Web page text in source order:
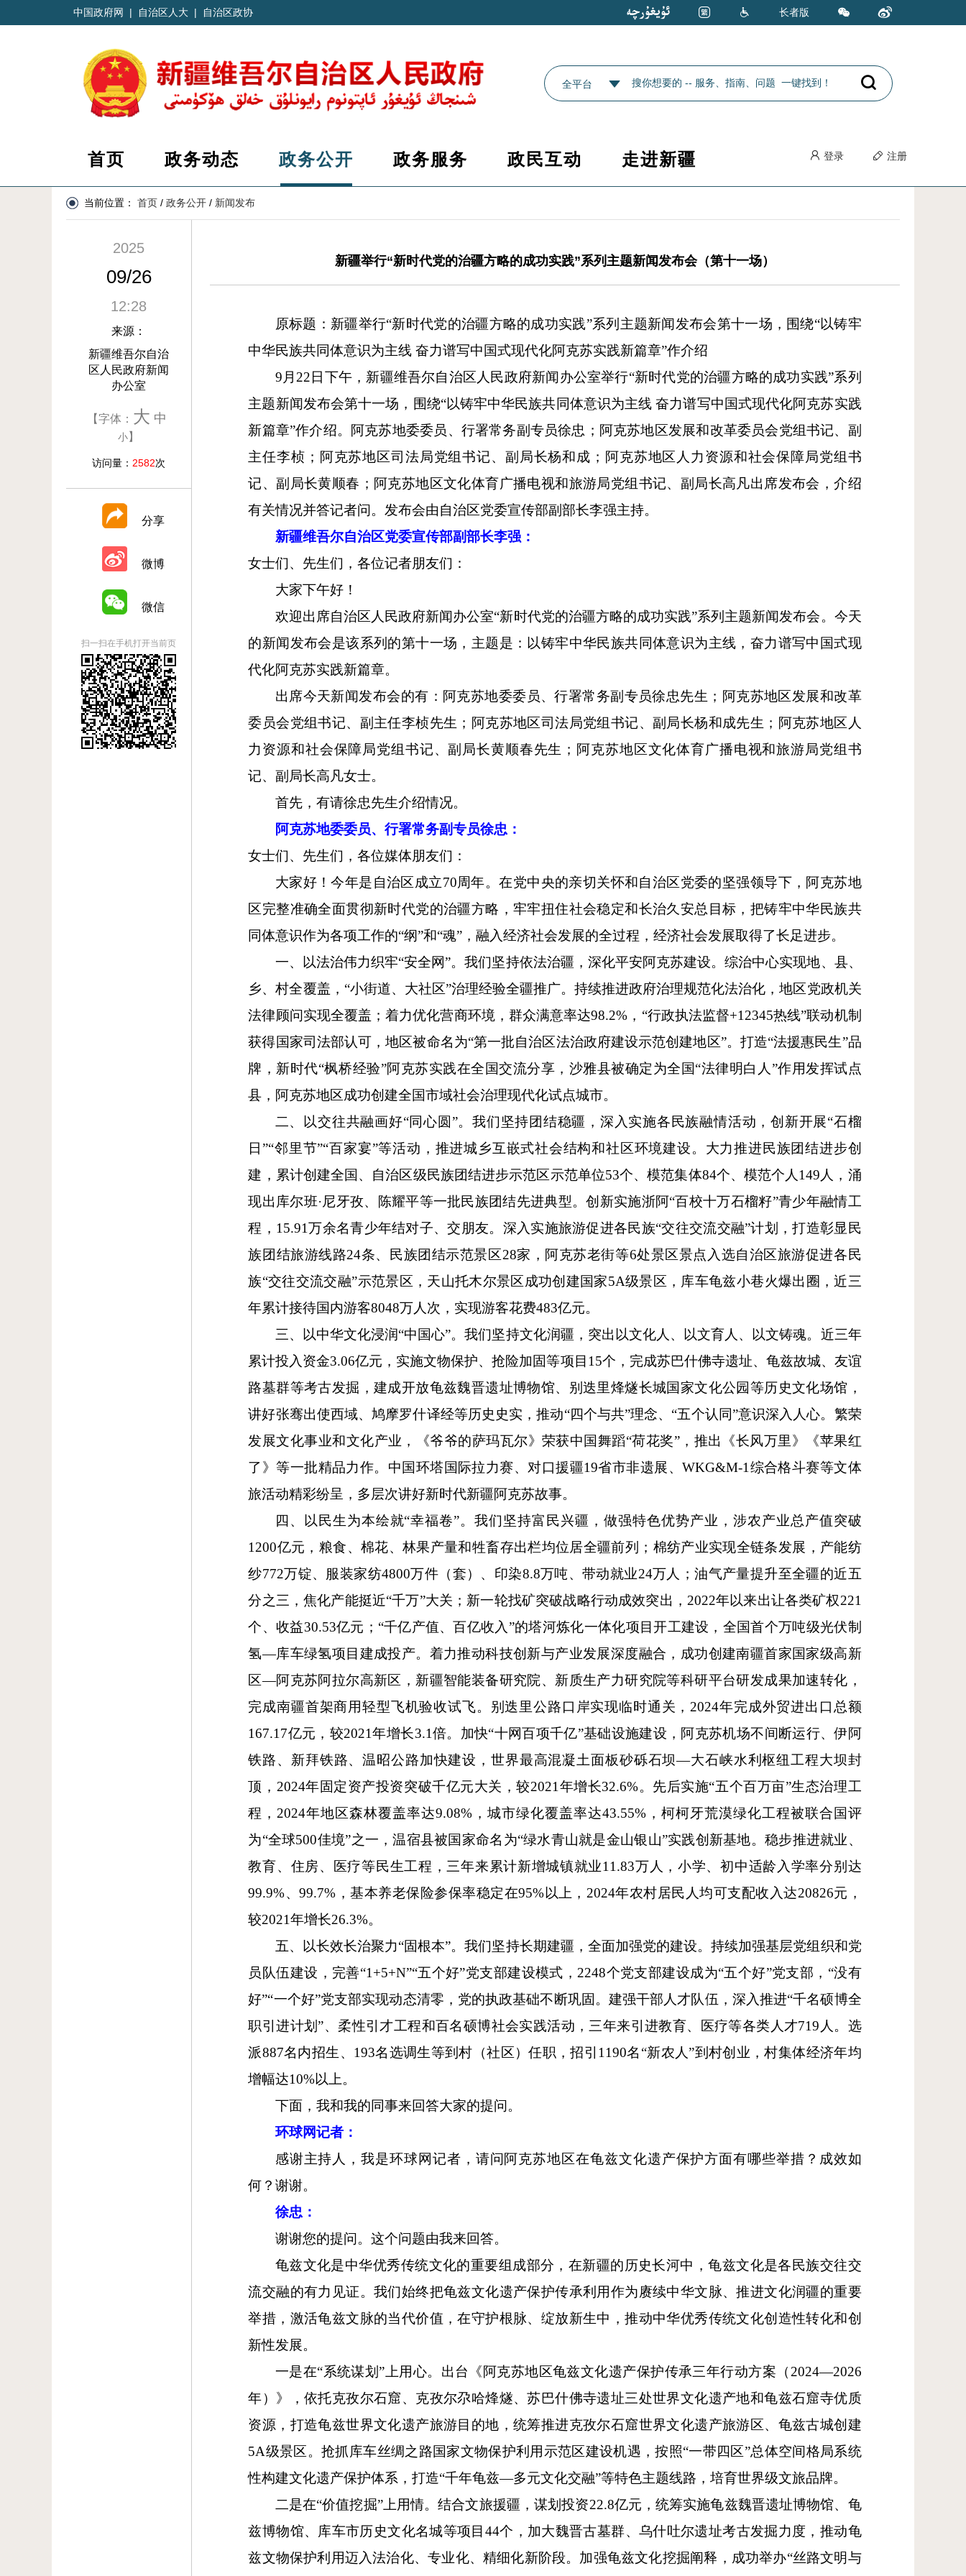
中国政府网 | 自治区人大 | 自治区政协 长者版
全平台
首页 政务动态 政务公开 政务服务 政民互动 走进新疆 登录 注册
当前位置： 首页 / 政务公开 / 新闻发布
2025
09/26
12:28
来源：
新疆维吾尔自治
区人民政府新闻
办公室
【字体： 大 中
小】
访问量： 2582次
分享
微博
微信
扫一扫在手机打开当前页
新疆举行“新时代党的治疆方略的成功实践”系列主题新闻发布会（第十一场）
原标题：新疆举行“新时代党的治疆方略的成功实践”系列主题新闻发布会第十一场，围绕“以铸牢
中华民族共同体意识为主线 奋力谱写中国式现代化阿克苏实践新篇章”作介绍
9月22日下午，新疆维吾尔自治区人民政府新闻办公室举行“新时代党的治疆方略的成功实践”系列
主题新闻发布会第十一场，围绕“以铸牢中华民族共同体意识为主线 奋力谱写中国式现代化阿克苏实践
新篇章”作介绍。阿克苏地委委员、行署常务副专员徐忠；阿克苏地区发展和改革委员会党组书记、副
主任李桢；阿克苏地区司法局党组书记、副局长杨和成；阿克苏地区人力资源和社会保障局党组书
记、副局长黄顺春；阿克苏地区文化体育广播电视和旅游局党组书记、副局长高凡出席发布会，介绍
有关情况并答记者问。发布会由自治区党委宣传部副部长李强主持。
新疆维吾尔自治区党委宣传部副部长李强：
女士们、先生们，各位记者朋友们：
大家下午好！
欢迎出席自治区人民政府新闻办公室“新时代党的治疆方略的成功实践”系列主题新闻发布会。今天
的新闻发布会是该系列的第十一场，主题是：以铸牢中华民族共同体意识为主线，奋力谱写中国式现
代化阿克苏实践新篇章。
出席今天新闻发布会的有：阿克苏地委委员、行署常务副专员徐忠先生；阿克苏地区发展和改革
委员会党组书记、副主任李桢先生；阿克苏地区司法局党组书记、副局长杨和成先生；阿克苏地区人
力资源和社会保障局党组书记、副局长黄顺春先生；阿克苏地区文化体育广播电视和旅游局党组书
记、副局长高凡女士。
首先，有请徐忠先生介绍情况。
阿克苏地委委员、行署常务副专员徐忠：
女士们、先生们，各位媒体朋友们：
大家好！今年是自治区成立70周年。在党中央的亲切关怀和自治区党委的坚强领导下，阿克苏地
区完整准确全面贯彻新时代党的治疆方略，牢牢扭住社会稳定和长治久安总目标，把铸牢中华民族共
同体意识作为各项工作的“纲”和“魂”，融入经济社会发展的全过程，经济社会发展取得了长足进步。
一、以法治伟力织牢“安全网”。我们坚持依法治疆，深化平安阿克苏建设。综治中心实现地、县、
乡、村全覆盖，“小街道、大社区”治理经验全疆推广。持续推进政府治理规范化法治化，地区党政机关
法律顾问实现全覆盖；着力优化营商环境，群众满意率达98.2%，“行政执法监督+12345热线”联动机制
获得国家司法部认可，地区被命名为“第一批自治区法治政府建设示范创建地区”。打造“法援惠民生”品
牌，新时代“枫桥经验”阿克苏实践在全国交流分享，沙雅县被确定为全国“法律明白人”作用发挥试点
县，阿克苏地区成功创建全国市域社会治理现代化试点城市。
二、以交往共融画好“同心圆”。我们坚持团结稳疆，深入实施各民族融情活动，创新开展“石榴
日”“邻里节”“百家宴”等活动，推进城乡互嵌式社会结构和社区环境建设。大力推进民族团结进步创
建，累计创建全国、自治区级民族团结进步示范区示范单位53个、模范集体84个、模范个人149人，涌
现出库尔班·尼牙孜、陈耀平等一批民族团结先进典型。创新实施浙阿“百校十万石榴籽”青少年融情工
程，15.91万余名青少年结对子、交朋友。深入实施旅游促进各民族“交往交流交融”计划，打造彰显民
族团结旅游线路24条、民族团结示范景区28家，阿克苏老街等6处景区景点入选自治区旅游促进各民
族“交往交流交融”示范景区，天山托木尔景区成功创建国家5A级景区，库车龟兹小巷火爆出圈，近三
年累计接待国内游客8048万人次，实现游客花费483亿元。
三、以中华文化浸润“中国心”。我们坚持文化润疆，突出以文化人、以文育人、以文铸魂。近三年
累计投入资金3.06亿元，实施文物保护、抢险加固等项目15个，完成苏巴什佛寺遗址、龟兹故城、友谊
路墓群等考古发掘，建成开放龟兹魏晋遗址博物馆、别迭里烽燧长城国家文化公园等历史文化场馆，
讲好张骞出使西域、鸠摩罗什译经等历史史实，推动“四个与共”理念、“五个认同”意识深入人心。繁荣
发展文化事业和文化产业，《爷爷的萨玛瓦尔》荣获中国舞蹈“荷花奖”，推出《长风万里》《苹果红
了》等一批精品力作。中国环塔国际拉力赛、对口援疆19省市非遗展、WKG&M-1综合格斗赛等文体
旅活动精彩纷呈，多层次讲好新时代新疆阿克苏故事。
四、以民生为本绘就“幸福卷”。我们坚持富民兴疆，做强特色优势产业，涉农产业总产值突破
1200亿元，粮食、棉花、林果产量和牲畜存出栏均位居全疆前列；棉纺产业实现全链条发展，产能纺
纱772万锭、服装家纺4800万件（套）、印染8.8万吨、带动就业24万人；油气产量提升至全疆的近五
分之三，焦化产能挺近“千万”大关；新一轮找矿突破战略行动成效突出，2022年以来出让各类矿权221
个、收益30.53亿元；“千亿产值、百亿收入”的塔河炼化一体化项目开工建设，全国首个万吨级光伏制
氢—库车绿氢项目建成投产。着力推动科技创新与产业发展深度融合，成功创建南疆首家国家级高新
区—阿克苏阿拉尔高新区，新疆智能装备研究院、新质生产力研究院等科研平台研发成果加速转化，
完成南疆首架商用轻型飞机验收试飞。别迭里公路口岸实现临时通关，2024年完成外贸进出口总额
167.17亿元，较2021年增长3.1倍。加快“十网百项千亿”基础设施建设，阿克苏机场不间断运行、伊阿
铁路、新拜铁路、温昭公路加快建设，世界最高混凝土面板砂砾石坝—大石峡水利枢纽工程大坝封
顶，2024年固定资产投资突破千亿元大关，较2021年增长32.6%。先后实施“五个百万亩”生态治理工
程，2024年地区森林覆盖率达9.08%，城市绿化覆盖率达43.55%，柯柯牙荒漠绿化工程被联合国评
为“全球500佳境”之一，温宿县被国家命名为“绿水青山就是金山银山”实践创新基地。稳步推进就业、
教育、住房、医疗等民生工程，三年来累计新增城镇就业11.83万人，小学、初中适龄入学率分别达
99.9%、99.7%，基本养老保险参保率稳定在95%以上，2024年农村居民人均可支配收入达20826元，
较2021年增长26.3%。
五、以长效长治聚力“固根本”。我们坚持长期建疆，全面加强党的建设。持续加强基层党组织和党
员队伍建设，完善“1+5+N”“五个好”党支部建设模式，2248个党支部建设成为“五个好”党支部，“没有
好”“一个好”党支部实现动态清零，党的执政基础不断巩固。建强干部人才队伍，深入推进“千名硕博全
职引进计划”、柔性引才工程和百名硕博社会实践活动，三年来引进教育、医疗等各类人才719人。选
派887名内招生、193名选调生等到村（社区）任职，招引1190名“新农人”到村创业，村集体经济年均
增幅达10%以上。
下面，我和我的同事来回答大家的提问。
环球网记者：
感谢主持人，我是环球网记者，请问阿克苏地区在龟兹文化遗产保护方面有哪些举措？成效如
何？谢谢。
徐忠：
谢谢您的提问。这个问题由我来回答。
龟兹文化是中华优秀传统文化的重要组成部分，在新疆的历史长河中，龟兹文化是各民族交往交
流交融的有力见证。我们始终把龟兹文化遗产保护传承利用作为赓续中华文脉、推进文化润疆的重要
举措，激活龟兹文脉的当代价值，在守护根脉、绽放新生中，推动中华优秀传统文化创造性转化和创
新性发展。
一是在“系统谋划”上用心。出台《阿克苏地区龟兹文化遗产保护传承三年行动方案（2024—2026
年）》，依托克孜尔石窟、克孜尔尕哈烽燧、苏巴什佛寺遗址三处世界文化遗产地和龟兹石窟寺优质
资源，打造龟兹世界文化遗产旅游目的地，统筹推进克孜尔石窟世界文化遗产旅游区、龟兹古城创建
5A级景区。抢抓库车丝绸之路国家文物保护利用示范区建设机遇，按照“一带四区”总体空间格局系统
性构建文化遗产保护体系，打造“千年龟兹—多元文化交融”等特色主题线路，培育世界级文旅品牌。
二是在“价值挖掘”上用情。结合文旅援疆，谋划投资22.8亿元，统筹实施龟兹魏晋遗址博物馆、龟
兹博物馆、库车市历史文化名城等项目44个，加大魏晋古墓群、乌什吐尔遗址考古发掘力度，推动龟
兹文物保护利用迈入法治化、专业化、精细化新阶段。加强龟兹文化挖掘阐释，成功举办“丝路文明与